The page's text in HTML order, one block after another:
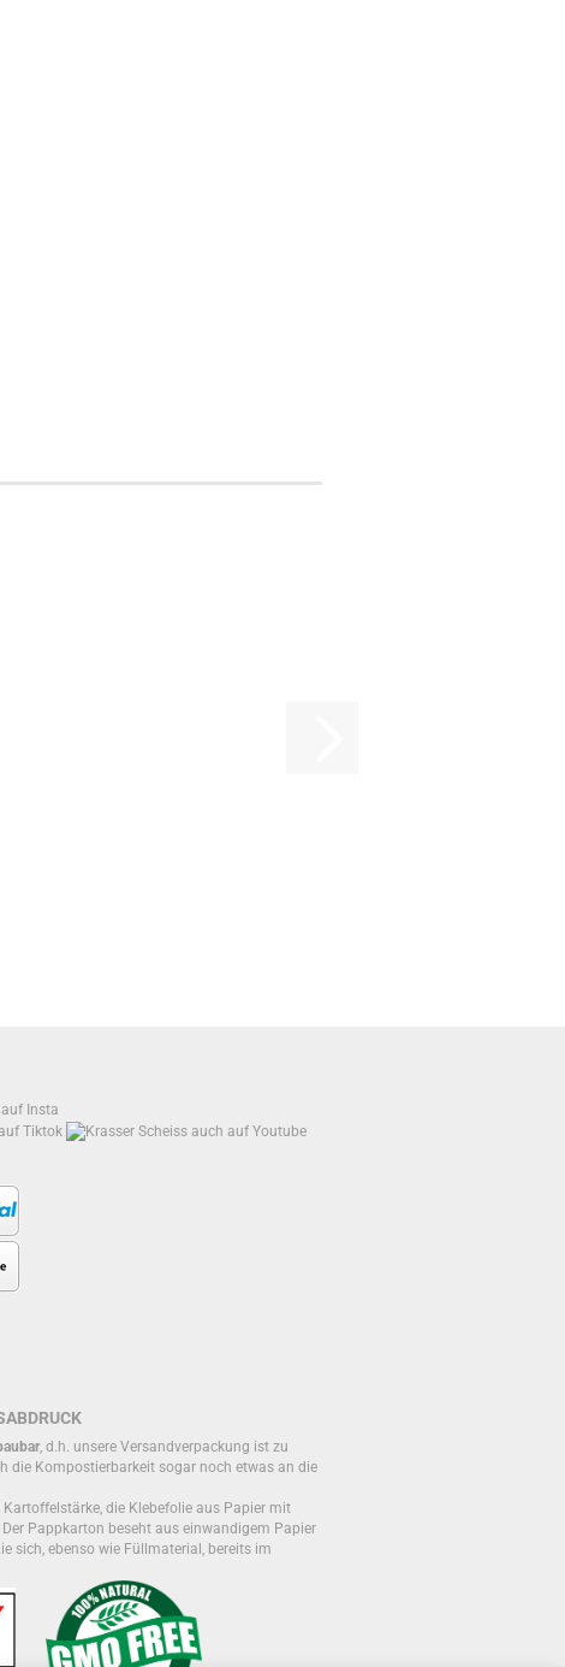
, d.h. unsere Versandverpackung ist zu
die Kompostierbarkeit sogar noch etwas an die
die Klebefolie aus Papier mit
Pappkarton beseht aus einwandigem Papier
sich, ebenso wie Füllmaterial, bereits im